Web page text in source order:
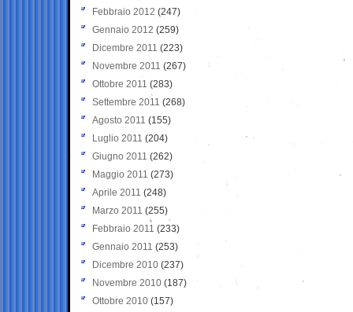
Febbraio 2012 (247)
Gennaio 2012 (259)
Dicembre 2011 (223)
Novembre 2011 (267)
Ottobre 2011 (283)
Settembre 2011 (268)
Agosto 2011 (155)
Luglio 2011 (204)
Giugno 2011 (262)
Maggio 2011 (273)
Aprile 2011 (248)
Marzo 2011 (255)
Febbraio 2011 (233)
Gennaio 2011 (253)
Dicembre 2010 (237)
Novembre 2010 (187)
Ottobre 2010 (157)